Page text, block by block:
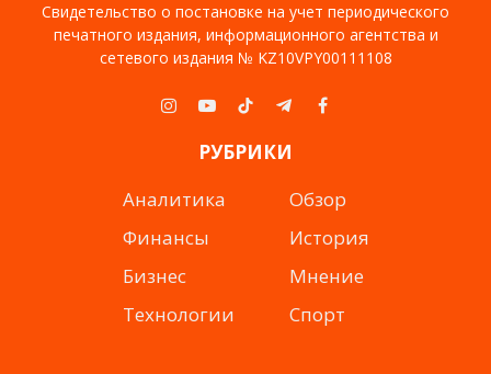
Свидетельство о постановке на учет периодического
печатного издания, информационного агентства и
сетевого издания № KZ10VPY00111108
Instagram
YouTubeTikTokTelegramFacebook
РУБРИКИ
Аналитика
Финансы
Бизнес
Технологии
Обзор
История
Мнение
Спорт